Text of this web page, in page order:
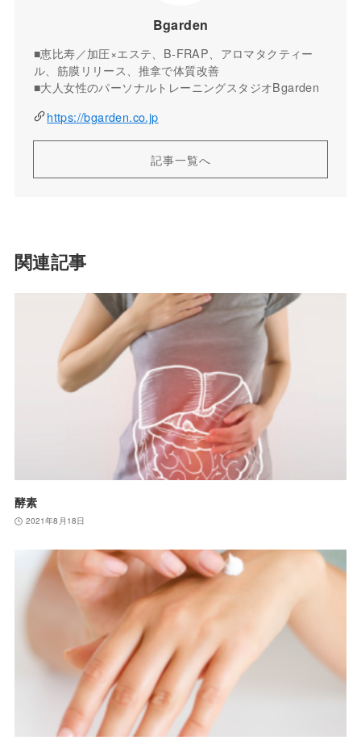
Bgarden
■恵比寿／加圧×エステ、B-FRAP、アロマタクティー
ル、筋膜リリース、推拿で体質改善
■大人女性のパーソナルトレーニングスタジオBgarden
https://bgarden.co.jp
記事一覧へ
関連記事
酵素
2021年8月18日